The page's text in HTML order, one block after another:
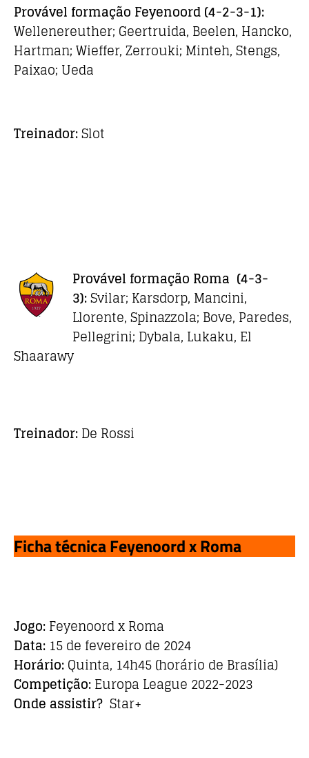
Provável formação Feyenoord(4-2-3-1):
Wellenereuther; Geertruida, Beelen, Hancko,
Hartman; Wieffer, Zerrouki; Minteh, Stengs,
Paixao; Ueda
Treinador:Slot
Provável formação Roma (4-3-
3):Svilar; Karsdorp, Mancini,
Llorente, Spinazzola; Bove, Paredes,
Pellegrini; Dybala, Lukaku, El
Shaarawy
Treinador:De Rossi
Ficha técnica Feyenoord x Roma
Jogo:Feyenoord x Roma
Data: 15 de fevereiro de 2024
Horário:Quinta, 14h45 (horário de Brasília)
Competição:Europa League 2022-2023
Onde assistir? Star+